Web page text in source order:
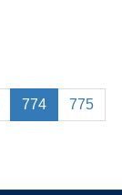
774 775